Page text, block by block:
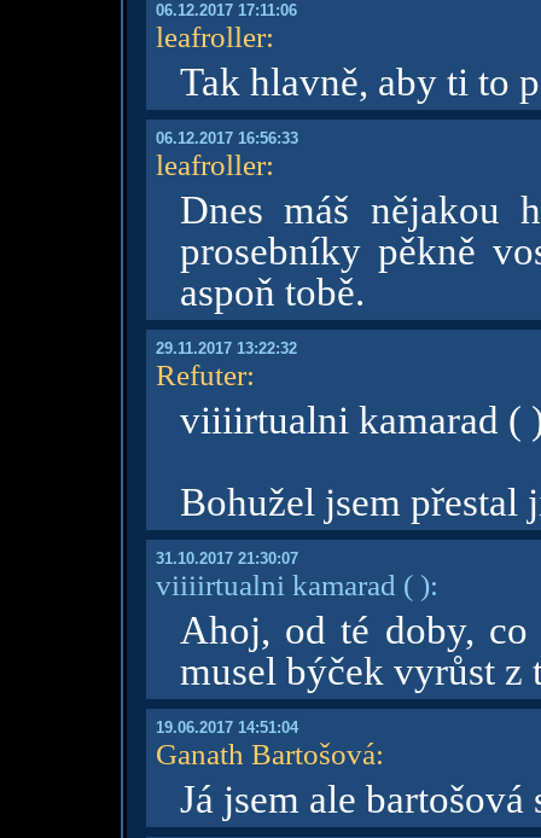
06.12.2017 17:11:06
leafroller:
Tak hlavně, aby ti to
06.12.2017 16:56:33
leafroller:
Dnes máš nějakou
prosebníky pěkně
aspoň tobě.
29.11.2017 13:22:32
Refuter:
viiiirtualni kamarad (
Bohužel jsem přestal
31.10.2017 21:30:07
viiiirtualni kamarad ( ):
Ahoj, od té doby,
musel býček vyrůst z
19.06.2017 14:51:04
Ganath Bartošová:
Já jsem ale